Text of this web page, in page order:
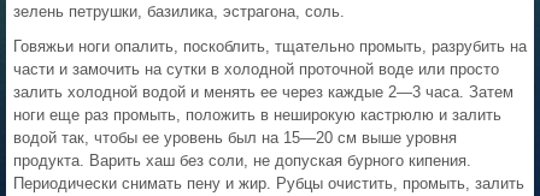
зелень петрушки, базилика, эстрагона, соль.
Говяжьи ноги опалить, поскоблить, тщательно промыть, разрубить на
части и замочить на сутки в холодной проточной воде или просто
залить холодной водой и менять ее через каждые 2—3 часа. Затем
ноги еще раз промыть, положить в неширокую кастрюлю и залить
водой так, чтобы ее уровень был на 15—20 см выше уровня
продукта. Варить хаш без соли, не допуская бурного кипения.
Периодически снимать пену и жир. Рубцы очистить, промыть, залить